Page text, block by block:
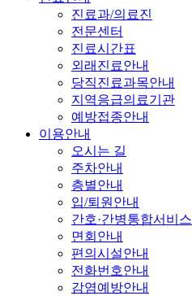
진료과/의료진
전문센터
진료시간표
외래진료안내
당직진료과목안내
지역응급의료기관
예방접종안내
이용안내
오시는 길
주차안내
층별안내
입/퇴원안내
간호·간병통합서비스
면회안내
편의시설안내
전화번호안내
감염예방안내